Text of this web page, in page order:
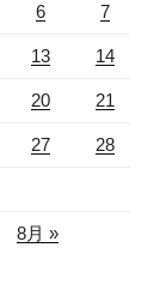
6 7
13 14
20 21
27 28
8月 »